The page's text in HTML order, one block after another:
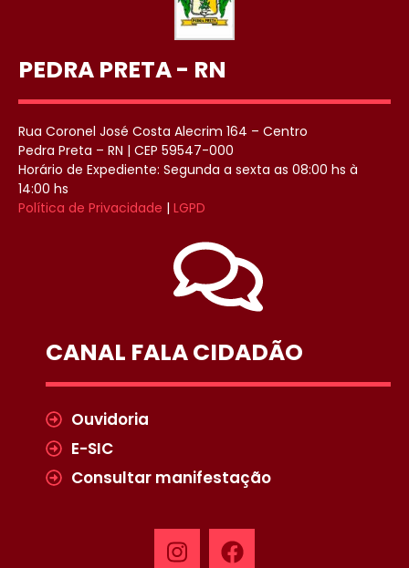
PEDRA PRETA - RN
Rua Coronel José Costa Alecrim 164 – Centro
Pedra Preta – RN | CEP 59547-000
Horário de Expediente: Segunda a sexta as 08:00 hs à
14:00 hs
Política de Privacidade | LGPD
CANAL FALA CIDADÃO
Ouvidoria
E-SIC
Consultar manifestação